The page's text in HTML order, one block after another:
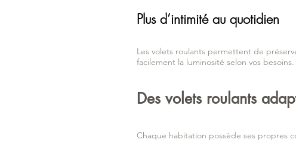
Plus d’intimité au quotidien
Les volets roulants permettent de
facilement la luminosité selon vos besoins.
Des volets roulants
Chaque habitation possède ses propres